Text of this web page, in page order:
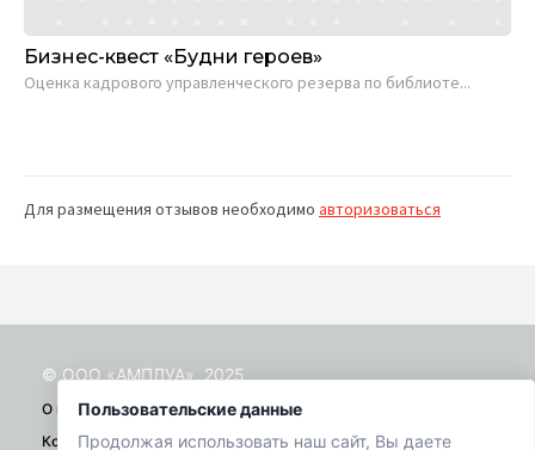
Бизнес-квест «Будни героев»
Оценка кадро­во­го управ­лен­чес­ко­го резер­ва по библио­те...
Для размещения отзывов необходимо авторизоваться
Пользовательские данные
Продолжая использовать наш сайт, Вы даете
© ООО «АМПЛУА», 2025
О проекте
Контакты